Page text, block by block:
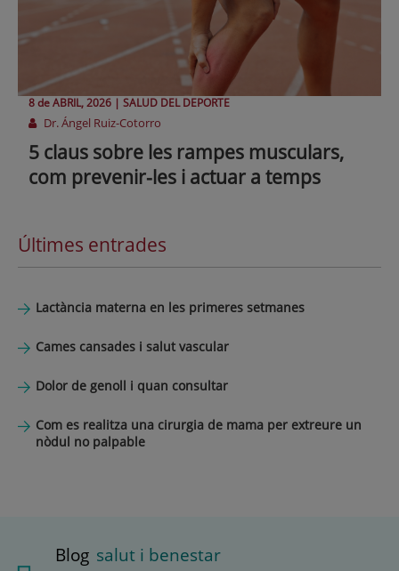
8 deABRIL, 2026 | SALUD DEL DEPORTE
Dr. Ángel Ruiz-Cotorro
5 claus sobre les rampes musculars,
com prevenir-les i actuar a temps
Últimes entrades
Lactància materna en les primeres setmanes
Cames cansades i salut vascular
Dolor de genoll i quan consultar
Com es realitza una cirurgia de mama per extreure un
nòdul no palpable
Blog salut i benestar